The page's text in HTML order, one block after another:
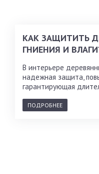
КАК ЗАЩИТИТЬ
ГНИЕНИЯ И
В интерьере
надежная защита,
гарантирующая
ПОДРОБНЕЕ